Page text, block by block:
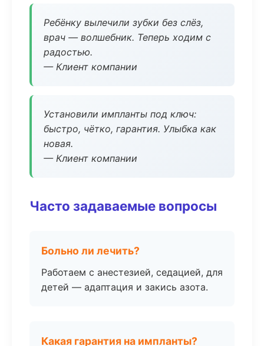
Ребёнку вылечили зубки без слёз,
врач — волшебник. Теперь ходим с
радостью.
— Клиент компании
Установили импланты под ключ:
быстро, чётко, гарантия. Улыбка как
новая.
— Клиент компании
Часто задаваемые вопросы
Больно ли лечить?
Работаем с анестезией, седацией, для
детей — адаптация и закись азота.
Какая гарантия на импланты?